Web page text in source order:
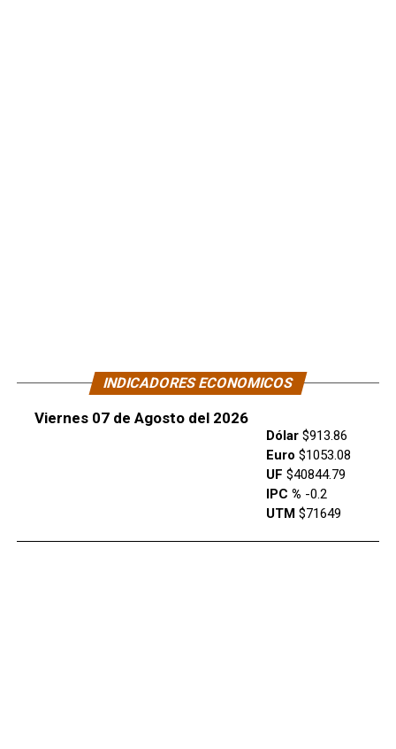
INDICADORES ECONOMICOS
Viernes 07 de Agosto del 2026
Dólar$913.86
Euro $1053.08
UF $40844.79
IPC % -0.2
UTM$71649